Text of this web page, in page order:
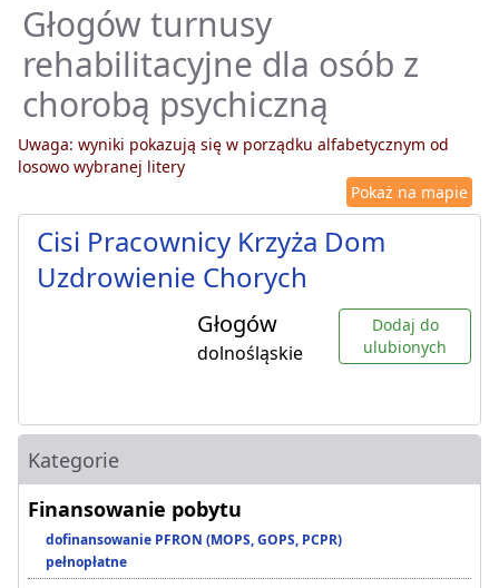
Głogów turnusy
rehabilitacyjne dla osób z
chorobą psychiczną
Uwaga: wyniki pokazują się w porządku alfabetycznym od
losowo wybranej litery
Pokaż na mapie
Cisi Pracownicy Krzyża Dom
Uzdrowienie Chorych
Głogów
dolnośląskie
Dodaj do
ulubionych
Kategorie
Finansowanie pobytu
dofinansowanie PFRON (MOPS, GOPS, PCPR)
pełnopłatne